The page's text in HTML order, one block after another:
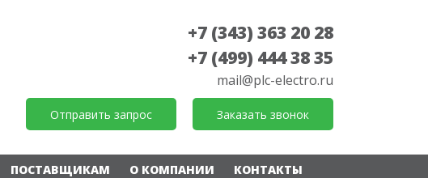
+7 (343) 363 20 28
+7 (499) 444 38 35
mail@plc-electro.ru
Отправить запрос Заказать звонок
ПОСТАВЩИКАМ О КОМПАНИИ КОНТАКТЫ